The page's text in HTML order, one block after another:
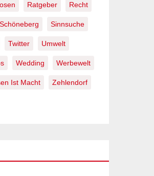
Ratgeber Recht
Schöneberg Sinnsuche
Twitter Umwelt
Wedding Werbewelt
Ist Macht Zehlendorf